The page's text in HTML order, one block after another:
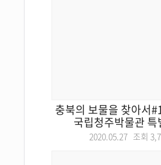
충북의 보물을 찾아서
국립청주박물관
2020.05.27 조회